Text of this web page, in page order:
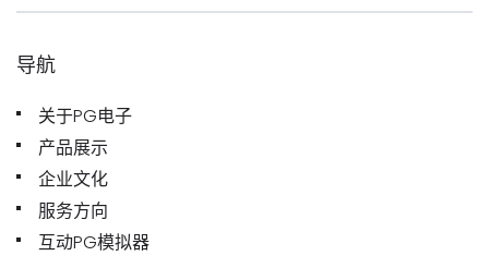
导航
关于PG电子
产品展示
企业文化
服务方向
互动PG模拟器